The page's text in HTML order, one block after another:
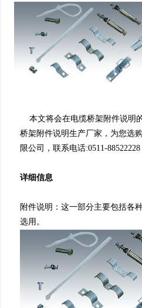
本文将会在电缆桥架附件说明的特
桥架附件说明生产厂家，为您
限公司，联系电话:0511-88522228
详细信息
附件说明：这一部分主要包括各
选用。